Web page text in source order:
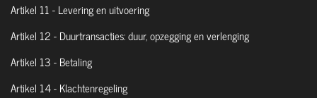
Artikel 11 - Levering en uitvoering
Artikel 12 - Duurtransacties: duur, opzegging en verlenging
Artikel 13 - Betaling
Artikel 14 - Klachtenregeling